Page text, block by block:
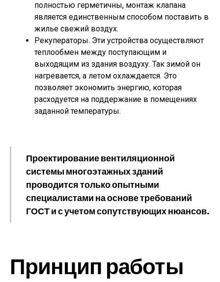
полностью герметичны, монтаж клапана
является единственным способом поставить в
жилье свежий воздух.
Рекуператоры. Эти устройства осуществляют
теплообмен между поступающим и
выходящим из здания воздуху. Так зимой он
нагревается, а летом охлаждается. Это
позволяет экономить энергию, которая
расходуется на поддержание в помещениях
заданной температуры.
Проектирование вентиляционной
системы многоэтажных зданий
проводится только опытными
специалистами на основе требований
ГОСТ и с учетом сопутствующих нюансов.
Принцип работы